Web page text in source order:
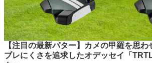
【注目の最新パター】カメの甲羅を思わ
ブレにくさを追求したオデッセイ「